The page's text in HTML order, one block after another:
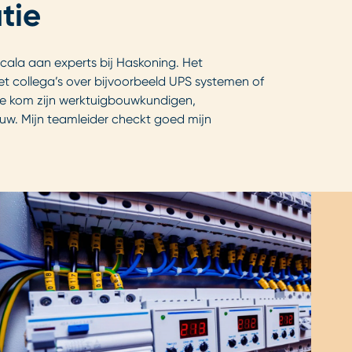
aan experts bij Haskoning. Het
over bijvoorbeeld UPS systemen of
kom zijn werktuigbouwkundigen,
Mijn teamleider checkt goed mijn